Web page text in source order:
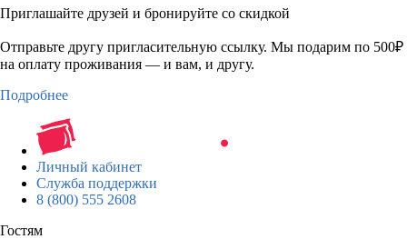
Приглашайте друзей и бронируйте со скидкой
Отправьте другу пригласительную ссылку. Мы подарим по 500₽
на оплату проживания — и вам, и другу.
Подробнее
Личный кабинет
Служба поддержки
8 (800) 555 2608
Гостям